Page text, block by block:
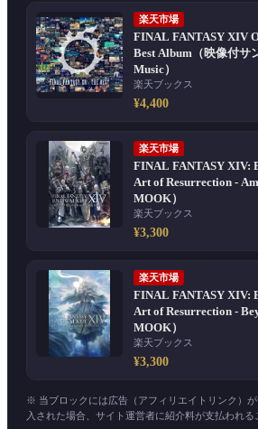
楽天市場
FINAL FANTASY XIV
Best Album（映像付サ
Music）
楽天ブックス
¥4,400
楽天市場
FINAL FANTASY XIV:
Art of Resurrection -
MOOK）
楽天ブックス
¥3,300
楽天市場
FINAL FANTASY XIV:
Art of Resurrection -
MOOK）
楽天ブックス
¥3,300
※ 当ブロックには広告（アフィリエイトリンク）
入された場合、サイト運営者に紹介料が支払われる